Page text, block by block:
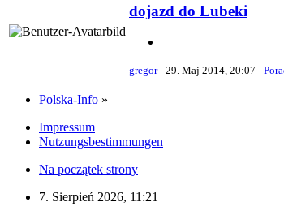
dojazd do Lubeki
gregor- 29. Maj 2014, 20:07 -
Polska-Info »
Impressum
Nutzungsbestimmungen
Na początek strony
7. Sierpień 2026, 11:21